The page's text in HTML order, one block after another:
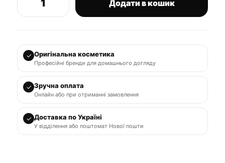
STMNT
гель
Додати в кошик
✓ Оригінальна косметика
Професійні бренди для домашнього догляду
✓ Зручна оплата
Онлайн або при отриманні замовлення
✓ Доставка по Україні
У відділення або поштомат Нової пошти